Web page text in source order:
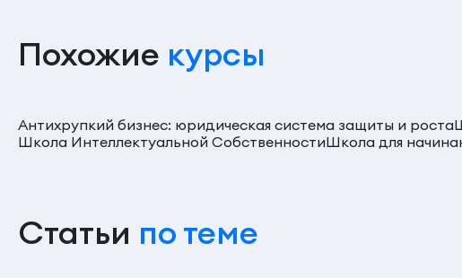
Похожие курсы
Антихрупкий бизнес: юридическая система защиты и роста
Школа Интеллектуальной СобственностиШкола для
Статьи по теме